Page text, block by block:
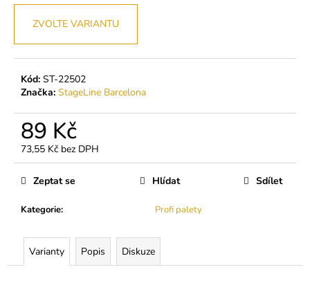
ZVOLTE VARIANTU
Kód: ST-22502
Značka: StageLine Barcelona
89 Kč
73,55 Kč bez DPH
Měrná
cena:
Kategorie: Profi palety
Zeptat se Hlídat Sdílet
Varianty Popis Diskuze
u
e
m
BL
LASHES
PRIMER
ODMAŠŤOVAČ
199